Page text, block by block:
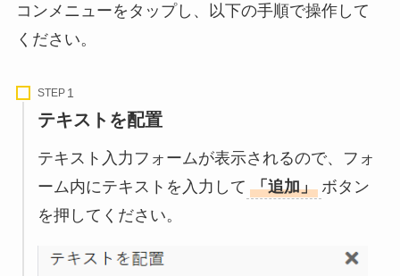
コンメニューをタップし、以下の手順で操作して
ください。
STEP
テキストを配置
テキスト入力フォームが表示されるので、フォ
ーム内にテキストを入力して 「追加」 ボタン
を押してください。